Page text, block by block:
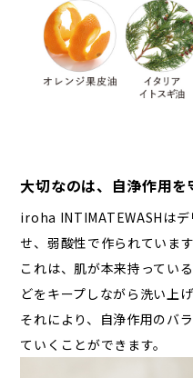
大切なのは、自浄作用を
iroha INTIMATEWASHはデ
せ、弱酸性で作られています
これは、肌が本来持ってい
どをキープしながら洗い上げ
それにより、自浄作用のバ
ていくことができます。